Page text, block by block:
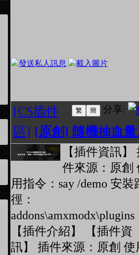
分享:
[CS插件
區] [原創] 隨機抽血
【插件資訊】
件來源：原創
用指令：say /demo 安裝
徑：
addons\amxmodx\plugins
【插件介紹】 【插件資
訊】 插件來源：原創 使